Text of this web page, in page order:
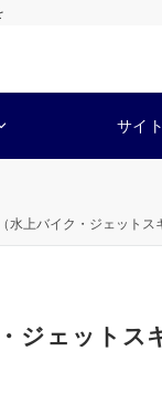
サイ
水上バイク・ジェット
ジェットス